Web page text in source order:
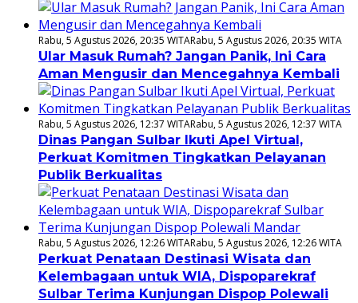
Rabu, 5 Agustus 2026, 20:35 WITARabu, 5 Agustus 2026, 20:35 WITA
Ular Masuk Rumah? Jangan Panik, Ini Cara
Aman Mengusir dan Mencegahnya Kembali
Rabu, 5 Agustus 2026, 12:37 WITARabu, 5 Agustus 2026, 12:37 WITA
Dinas Pangan Sulbar Ikuti Apel Virtual,
Perkuat Komitmen Tingkatkan Pelayanan
Publik Berkualitas
Rabu, 5 Agustus 2026, 12:26 WITARabu, 5 Agustus 2026, 12:26 WITA
Perkuat Penataan Destinasi Wisata dan
Kelembagaan untuk WIA, Dispoparekraf
Sulbar Terima Kunjungan Dispop Polewali